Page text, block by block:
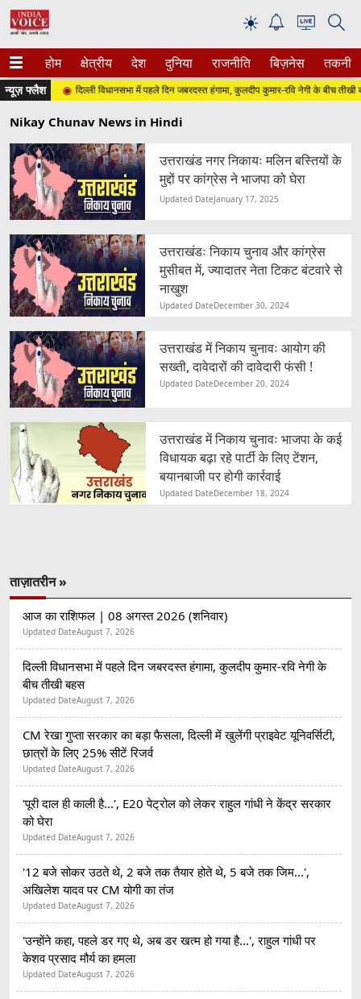
☀
होम क्षेत्रीय देश दुनिया राजनीति बिज़नेस तकनीक
न्यूज़ फ्लैश दिल्ली विधानसभा में पहले दिन जबरदस्त हंगामा, कुलदीप कुमार-रवि नेगी के बीच तीखी बहस
Nikay Chunav News in Hindi
उत्तराखंड नगर निकायः मलिन बस्तियों के
मुद्दों पर कांग्रेस ने भाजपा को घेरा
Updated DateJanuary 17, 2025
उत्तराखंडः निकाय चुनाव और कांग्रेस
मुसीबत में, ज्यादातर नेता टिकट बंटवारे से
नाखुश
Updated DateDecember 30, 2024
उत्तराखंड में निकाय चुनावः आयोग की
सख्ती, दावेदारों की दावेदारी फंसी !
Updated DateDecember 20, 2024
उत्तराखंड में निकाय चुनावः भाजपा के कई
विधायक बढ़ा रहे पार्टी के लिए टेंशन,
बयानबाजी पर होगी कार्रवाई
Updated DateDecember 18, 2024
ताज़ातरीन »
आज का राशिफल | 08 अगस्त 2026 (शनिवार)
Updated DateAugust 7, 2026
दिल्ली विधानसभा में पहले दिन जबरदस्त हंगामा, कुलदीप कुमार-रवि नेगी के
बीच तीखी बहस
Updated DateAugust 7, 2026
CM रेखा गुप्ता सरकार का बड़ा फैसला, दिल्ली में खुलेंगी प्राइवेट यूनिवर्सिटी,
छात्रों के लिए 25% सीटें रिजर्व
Updated DateAugust 7, 2026
'पूरी दाल ही काली है...', E20 पेट्रोल को लेकर राहुल गांधी ने केंद्र सरकार
को घेरा
Updated DateAugust 7, 2026
'12 बजे सोकर उठते थे, 2 बजे तक तैयार होते थे, 5 बजे तक जिम...',
अखिलेश यादव पर CM योगी का तंज
Updated DateAugust 7, 2026
'उन्होंने कहा, पहले डर गए थे, अब डर खत्म हो गया है...', राहुल गांधी पर
केशव प्रसाद मौर्य का हमला
Updated DateAugust 7, 2026